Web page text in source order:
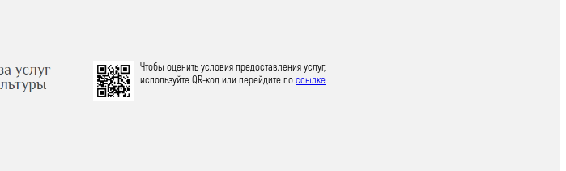
Чтобы оценить условия предоставления услуг,
используйте QR-код или перейдите поссылке